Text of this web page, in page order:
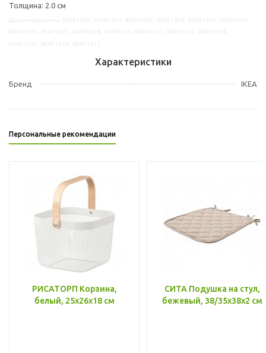
Толщина: 2.0 см
Характеристики
Бренд IKEA
Персональные рекомендации
РИСАТОРП Корзина,
белый, 25x26x18 см
СИТА Подушка на стул,
бежевый, 38/35x38x2 см